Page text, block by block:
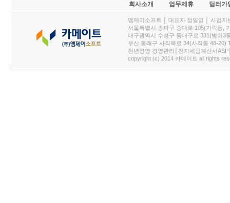
회사소개 업무제휴 딜러가
엠제이소프트 │ 대표자 정일영 │ 사업
서울특별시 송파구 중대로 105(가락동,
대구광역시 수성구 동대구로 331(범어3
부산 동래구 사직북로 34(사직동 48-20)
천년경영 경영관리│전자세금계산서
copyright (c) 2014 카메이트 all rights